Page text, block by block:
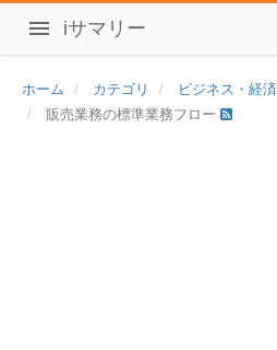
iサマリー
ホーム カテゴリ ビジネス・経済
販売業務の標準業務フロー